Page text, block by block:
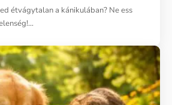
étvágytalan a kánikulában? Ne ess